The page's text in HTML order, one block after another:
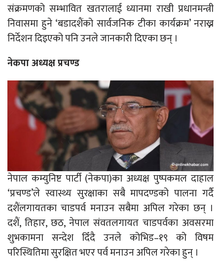
संक्रमणको सम्भावित खतरालाई ध्यानमा राखी प्रधानमन्त्री
निवासमा हुने ‘बडादशैंको सार्वजनिक टीका कार्यक्रम’ नराख्न
निर्देशन दिइएको पनि उनले जानकारी दिएका छन् ।
नेकपा अध्यक्ष प्रचण्ड
नेपाल कम्युनिष्ट पार्टी (नेकपा)का अध्यक्ष पुष्पकमल दाहाल
‘प्रचण्ड’ले स्वास्थ्य सुरक्षाका सबै मापदण्डको पालना गर्दै
दशैंलगायतका चाडपर्व मनाउन सबैमा अपिल गरेका छन् ।
दशैं, तिहार, छठ, नेपाल संवतलगायत चाडपर्वका अवसरमा
शुभकामना सन्देश दिँदै उनले कोभिड–१९ को विषम
परिस्थितिमा सुरक्षित भएर पर्व मनाउन अपिल गरेका हुन् ।